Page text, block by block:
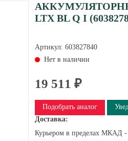
LTX BL Q I
Артикул: 603827840
Нет в наличии
19 511 ₽
Подобрать аналог
Доставка:
Курьером в пределах МКАД -